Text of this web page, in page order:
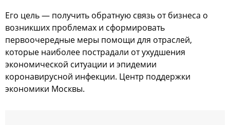
Его цель — получить обратную связь от бизнеса о
возникших проблемах и сформировать
первоочередные меры помощи для отраслей,
которые наиболее пострадали от ухудшения
экономической ситуации и эпидемии
коронавирусной инфекции. Центр поддержки
экономики Москвы.